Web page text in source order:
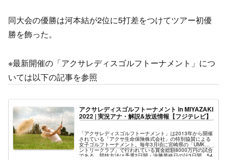
同大会の優勝は河本結が2位に5打差をつけてツアー初優
勝を飾った。
※最新開催の「アクサレディスゴルフトーナメント」につ
いては以下の記事を参照
アクサレディスゴルフトーナメント in MIYAZAKI
2022 | 実況アナ・解説&放送情報【フジテレビ】
「アクサレディスゴルフトーナメント」は2013年から開催
されている「アクサ生命保険株式会社」の特別協賛による
女子ゴルフトーナメント。毎年3月頃に宮崎県の「UMKカ
ントリークラブ」で行われている賞金総額8000万円の試合
である。競技方法は予選2日間・決勝最終日の計3日間、54